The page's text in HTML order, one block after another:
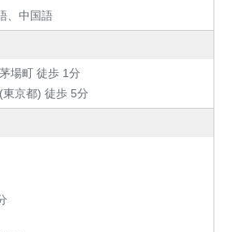
、中国語
場町 徒歩 1分
京都) 徒歩 5分